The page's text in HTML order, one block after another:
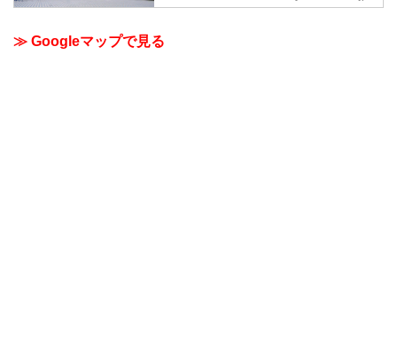
≫ Googleマップで見る